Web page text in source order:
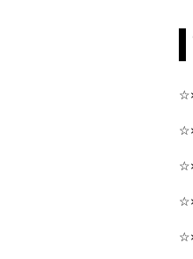
☆
☆
☆
☆
☆